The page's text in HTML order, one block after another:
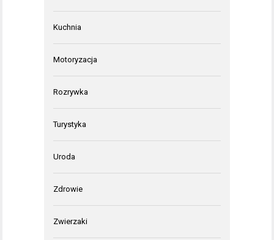
Kuchnia
Motoryzacja
Rozrywka
Turystyka
Uroda
Zdrowie
Zwierzaki